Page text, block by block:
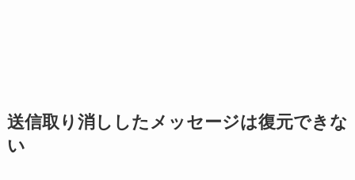
送信取り消ししたメッセージは復元できな
い